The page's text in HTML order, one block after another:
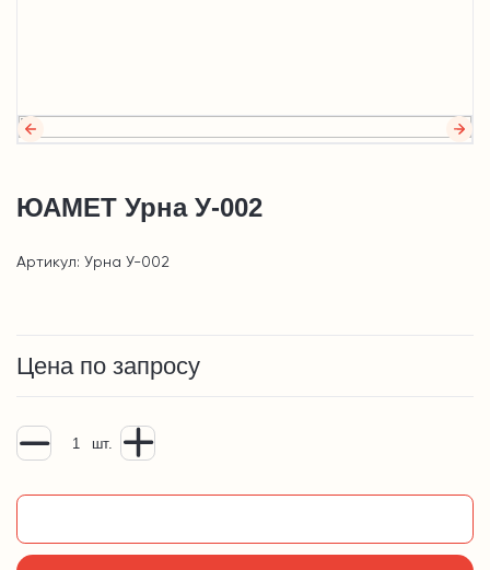
ЮАМЕТ Урна У-002
Артикул: Урна У-002
Цена по запросу
шт.